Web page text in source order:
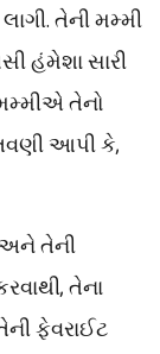
લાગી. તેની મમ્મી
હંમેશા સારી
તેનો
આપી કે,
અને તેની
, તેના
ફેવરાઈટ